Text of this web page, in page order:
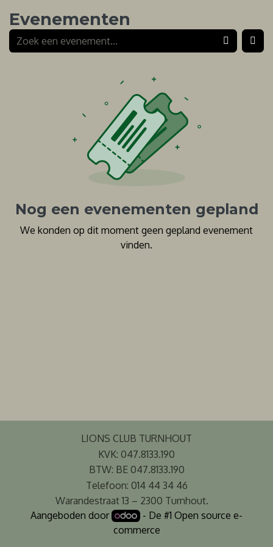
Evenementen
Nog een evenementen gepland
We konden op dit moment geen gepland evenement
vinden.
LIONS CLUB TURNHOUT
KVK: 047.8133.190
BTW: BE 047.8133.190
Telefoon: 014 44 34 46
Warandestraat 13 – 2300 Turnhout.
Aangeboden door
- De #1 Open source e-
commerce